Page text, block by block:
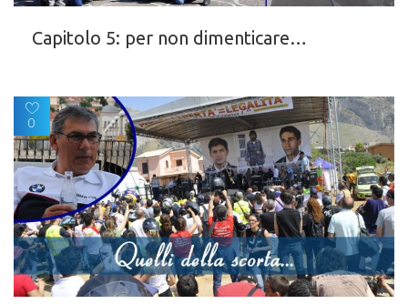
Capitolo 5: per non dimenticare…
0